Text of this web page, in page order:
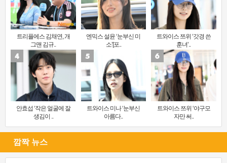
트리플에스 김채연, 개
그맨 김규..
엔믹스 설윤 ‘눈부신 미
소’[포..
트와이스 쯔위 ‘갓경 쓴
훈녀’..
안효섭 ‘작은 얼굴에 잘
생김이 ..
트와이스 미나 ‘눈부신
아름다..
트와이스 쯔위 ‘야구모
자만 써..
깜짝 뉴스